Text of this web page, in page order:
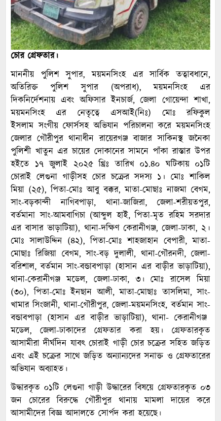
চোর গ্রেফতার।
মাননীয় পুলিশ সুপার, ময়মনসিংহ এর সার্বিক তত্বাবধানে,
অতিরিক্ত পুলিশ সুপার (অপরাধ), ময়মনসিংহ এর
দিকনির্দেশনায় এবং অফিসার ইনচার্জ, জেলা গোয়েন্দা শাখা,
ময়মনসিংহ এর নেতৃত্বে এসআই(নিঃ) মোঃ রফিকুল
ইসলাম সংগীয় ফোর্সসহ অভিযান পরিচালনা করে ময়মনসিংহ
জেলার গৌরীপুর থানাধীন রায়েরগঞ্জ বাজার সাকিনস্থ জনৈকা
পুলিশী খাতুন এর চায়ের দোকানের সামনে পাঁকা রাস্তার উপর
হইতে ১৭ জুলাই ২০২৫ খ্রিঃ তারিখ ০১.৪০ ঘটিকায় ০১টি
চোরাই লেগুনা গাড়ীসহ চোর চক্রের সদস্য ১। মোঃ শাকিল
মিয়া (২৫), পিতা-মোঃ আবু বক্কর, মাতা-মোছাঃ নাজমা বেগম,
সাং-বড়কান্দী নাগিবপাড়া, থানা-জাজিরা, জেলা-শরীয়তপুর,
বর্তমানা সাং-আমবাগিচা (আব্দুল হাই, পিতা-মৃত রহিম সরদার
এর বাসার ভাড়াটিয়া), থানা-দক্ষিণ কেরানীগঞ্জ, জেলা-ঢাকা, ২।
মোঃ সালাউদ্দিন (৪২), পিতা-মোঃ শাহজাহান বেপারী, মাতা-
মোছাঃ রিজিয়া বেগম, সাং-বড় দুলালী, থানা-গৌরনদী, জেলা-
বরিশাল, বর্তমান সাং-বন্ডাবপাড়া (হাসান এর বাড়ীর ভাড়াটিয়া),
থানা-কেরানীগঞ্জ মডেল, জেলা-ঢাকা, ৩। মোঃ রাসেল মিয়া
(৩০), পিতা-মোঃ ইনছান আলী, মাতা-মোছাঃ তাসলিমা, সাং-
খামার সিংজানী, থানা-গৌরীপুর, জেলা-ময়মনসিংহ, বর্তমান সাং-
বন্ডাবপাড়া (হাসান এর বাড়ীর ভাড়াটিয়া), থানা- কেরানীগঞ্জ
মডেল, জেলা-ঢাকাদের গ্রেফতার করা হয়। গ্রেফতারকৃত
আসামীরা দীর্ঘদিন যাবৎ চোরাই গাড়ী চোর চক্রের সহিত জড়িত
এবং এই চক্রের সাথে জড়িত অন্যান্যদের সনাক্ত ও গ্রেফতারের
অভিযান অব্যাহত।
উদ্ধারকৃত ০১টি লেগুনা গাড়ী উদ্ধারের বিষয়ে গ্রেফতারকৃত ০৩
জন চোরের বিরুদ্ধে গৌরীপুর থানায় মামলা দায়ের করে
আসামীদের বিজ্ঞ আদালতে সোর্পদ করা হয়েছে।